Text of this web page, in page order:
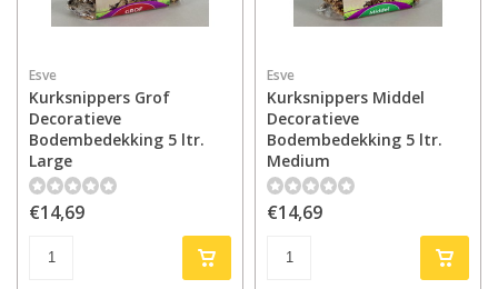
Esve
Kurksnippers Grof
Decoratieve
Bodembedekking 5 ltr.
Large
€14,69
Esve
Kurksnippers Middel
Decoratieve
Bodembedekking 5 ltr.
Medium
€14,69